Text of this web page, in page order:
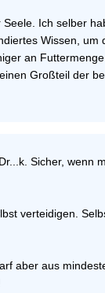
Ich selber
Wissen,
an
Großteil der
Sicher,
verteidigen.
aber aus